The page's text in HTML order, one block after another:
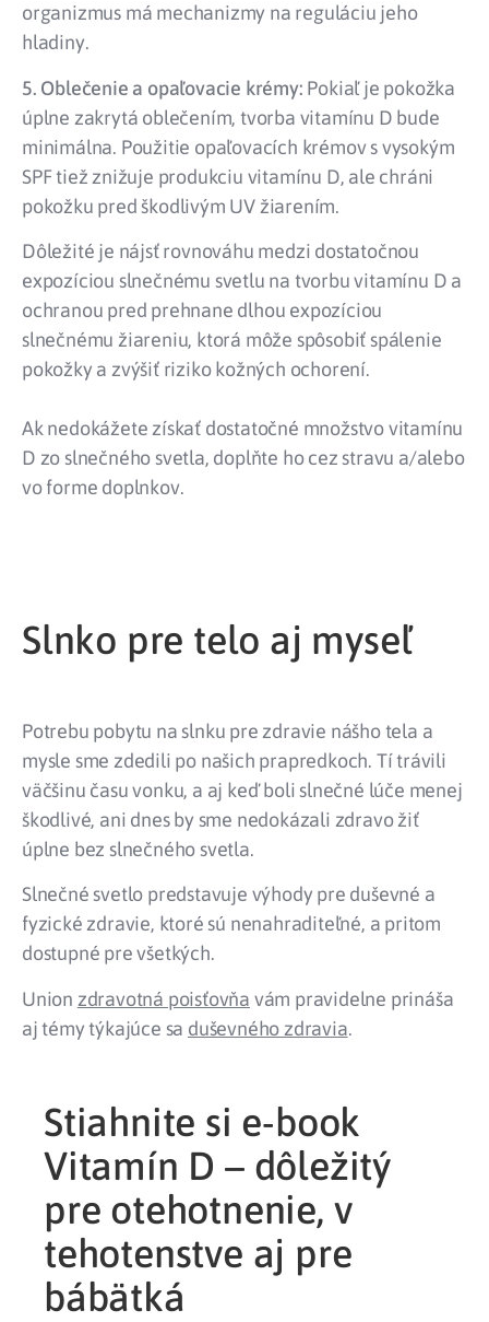
organizmus má mechanizmy na reguláciu jeho
hladiny.
5. Oblečenie a opaľovacie krémy: Pokiaľ je pokožka
úplne zakrytá oblečením, tvorba vitamínu D bude
minimálna. Použitie opaľovacích krémov s vysokým
SPF tiež znižuje produkciu vitamínu D, ale chráni
pokožku pred škodlivým UV žiarením.
Dôležité je nájsť rovnováhu medzi dostatočnou
expozíciou slnečnému svetlu na tvorbu vitamínu D a
ochranou pred prehnane dlhou expozíciou
slnečnému žiareniu, ktorá môže spôsobiť spálenie
pokožky a zvýšiť riziko kožných ochorení.
Ak nedokážete získať dostatočné množstvo vitamínu
D zo slnečného svetla, doplňte ho cez stravu a/alebo
vo forme doplnkov.
Slnko pre telo aj myseľ
Potrebu pobytu na slnku pre zdravie nášho tela a
mysle sme zdedili po našich prapredkoch. Tí trávili
väčšinu času vonku, a aj keď boli slnečné lúče menej
škodlivé, ani dnes by sme nedokázali zdravo žiť
úplne bez slnečného svetla.
Slnečné svetlo predstavuje výhody pre duševné a
fyzické zdravie, ktoré sú nenahraditeľné, a pritom
dostupné pre všetkých.
Union zdravotná poisťovňa vám pravidelne prináša
aj témy týkajúce sa duševného zdravia.
Stiahnite si e-book
Vitamín D – dôležitý
pre otehotnenie, v
tehotenstve aj pre
bábätká